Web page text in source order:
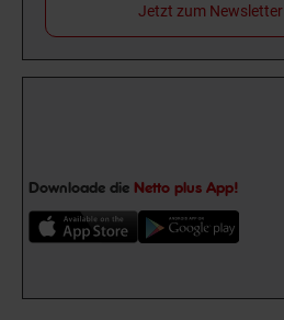
Jetzt zum
Downloade die Netto plus App!